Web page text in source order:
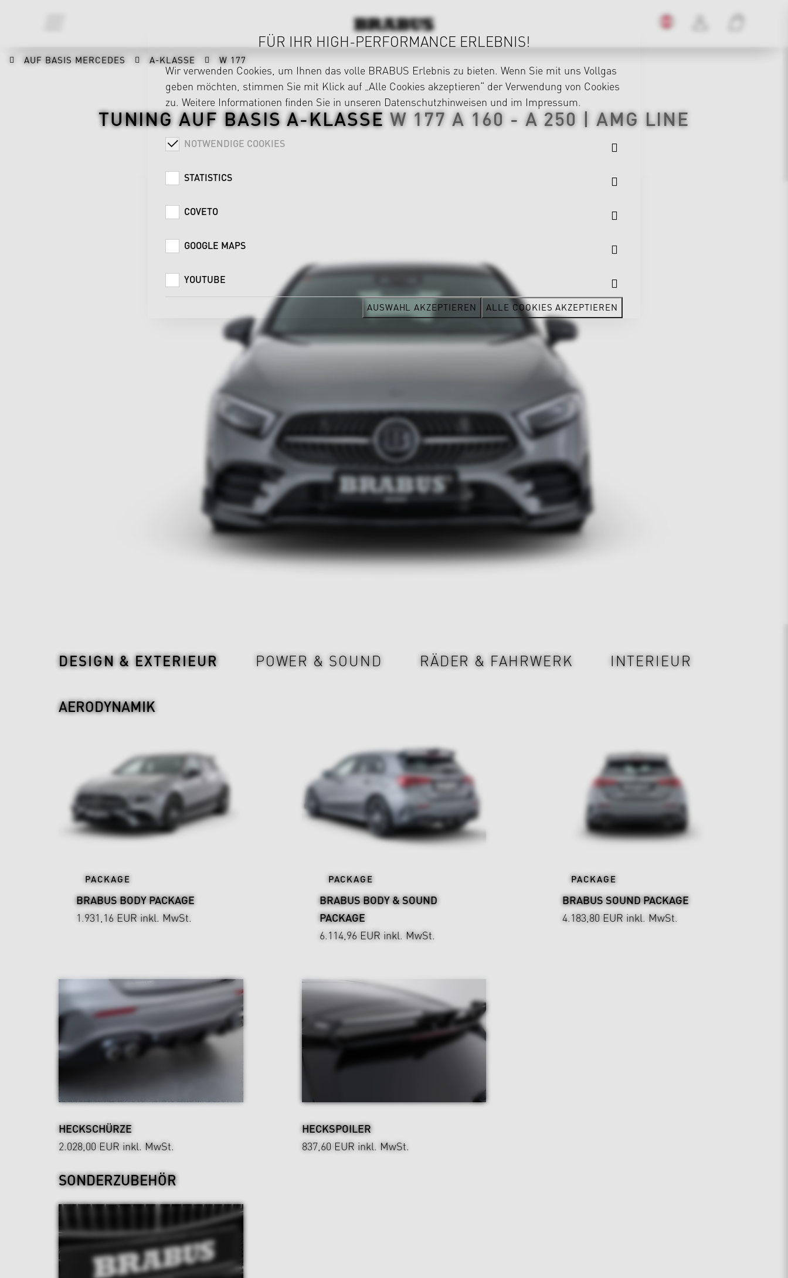
AUF BASIS MERCEDES A-KLASSE W 177
TUNING AUF BASISA-KLASSEW 177 A 160 - A 250 | AMG LINE
DESIGN & EXTERIEUR POWER & SOUND RÄDER & FAHRWERK INTERIEUR
AERODYNAMIK
PACKAGE
BRABUS BODY PACKAGE
1.931,16 EUR inkl. MwSt.
PACKAGE
BRABUS BODY & SOUND
PACKAGE
6.114,96 EUR inkl. MwSt.
PACKAGE
BRABUS SOUND PACKAGE
4.183,80 EUR inkl. MwSt.
HECKSCHÜRZE
2.028,00 EUR inkl. MwSt.
HECKSPOILER
837,60 EUR inkl. MwSt.
SONDERZUBEHÖR
FÜR IHR HIGH-PERFORMANCE ERLEBNIS!
Wir verwenden Cookies, um Ihnen das volle BRABUS Erlebnis zu bieten. Wenn Sie mit uns Vollgas
geben möchten, stimmen Sie mit Klick auf „Alle Cookies akzeptieren“ der Verwendung von Cookies
zu. Weitere Informationen finden Sie in unseren Datenschutzhinweisen und im Impressum.
NOTWENDIGE COOKIES
STATISTICS
COVETO
GOOGLE MAPS
YOUTUBE
AUSWAHL AKZEPTIEREN ALLE COOKIES AKZEPTIEREN